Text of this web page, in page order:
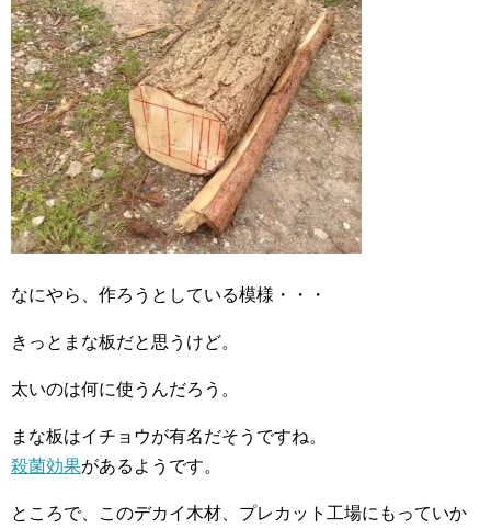
なにやら、作ろうとしている模様・・・
きっとまな板だと思うけど。
太いのは何に使うんだろう。
まな板はイチョウが有名だそうですね。
殺菌効果があるようです。
ところで、このデカイ木材、プレカット工場にもっていか